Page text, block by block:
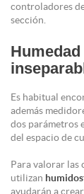
controladores
sección.
Es habitual
además
dos parámetros
del espacio de
Para valorar las
utilizan
ayudarán a